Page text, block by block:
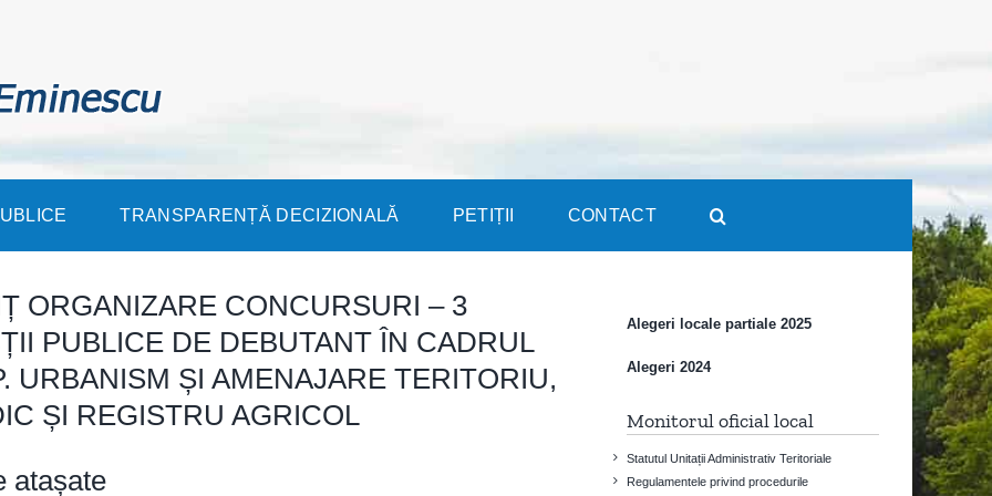
TRANSPARENȚĂ DECIZIONALĂ PETIȚII CONTACT
ORGANIZARE CONCURSURI – 3
PUBLICE DE DEBUTANT ÎN CADRUL
URBANISM ȘI AMENAJARE TERITORIU,
ȘI REGISTRU AGRICOL
atașate
Alegeri locale partiale 2025
Alegeri 2024
Monitorul oficial local
Statutul Unitații Administrativ Teritoriale
Regulamentele privind procedurile